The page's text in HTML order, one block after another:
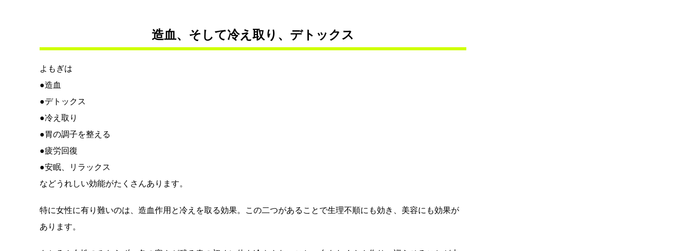
造血、そして冷え取り、デトックス
よもぎは
●造血
●デトックス
●冷え取り
●胃の調子を整える
●疲労回復
●安眠、リラックス
などうれしい効能がたくさんあります。
特に女性に有り難いのは、造血作用と冷えを取る効果。この二つがあることで生理不順にも効き、美容にも効果が
あります。